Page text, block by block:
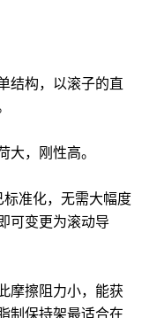
结构，以滚子的直
，刚性高。
准化，无需大幅度
可变更为滚动导
摩擦阻力小，能获
制保持架最适合在